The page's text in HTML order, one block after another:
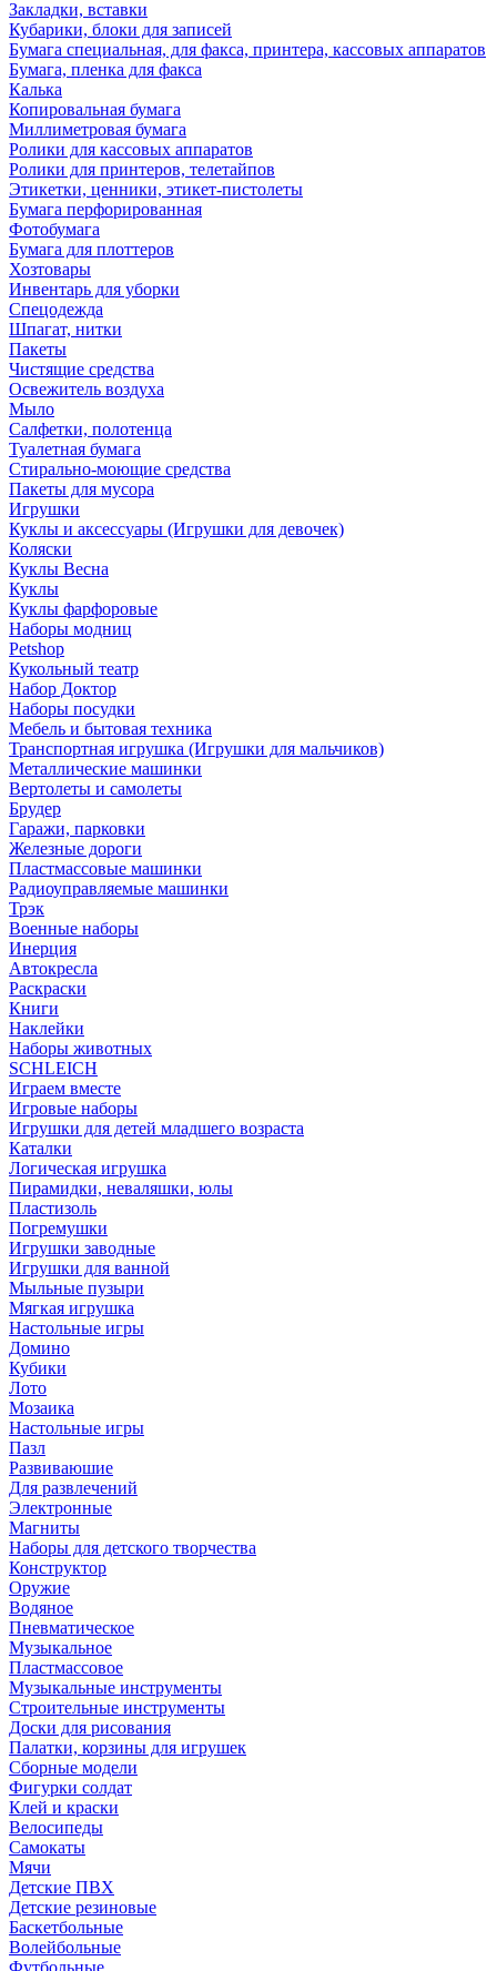
Закладки, вставки
Кубарики, блоки для записей
Бумага специальная, для факса, принтера, кассовых аппаратов
Бумага, пленка для факса
Калька
Копировальная бумага
Миллиметровая бумага
Ролики для кассовых аппаратов
Ролики для принтеров, телетайпов
Этикетки, ценники, этикет-пистолеты
Бумага перфорированная
Фотобумага
Бумага для плоттеров
Хозтовары
Инвентарь для уборки
Спецодежда
Шпагат, нитки
Пакеты
Чистящие средства
Освежитель воздуха
Мыло
Салфетки, полотенца
Туалетная бумага
Стирально-моющие средства
Пакеты для мусора
Игрушки
Куклы и аксессуары (Игрушки для девочек)
Коляски
Куклы Весна
Куклы
Куклы фарфоровые
Наборы модниц
Petshop
Кукольный театр
Набор Доктор
Наборы посудки
Мебель и бытовая техника
Транспортная игрушка (Игрушки для мальчиков)
Металлические машинки
Вертолеты и самолеты
Брудер
Гаражи, парковки
Железные дороги
Пластмассовые машинки
Радиоуправляемые машинки
Трэк
Военные наборы
Инерция
Автокресла
Раскраски
Книги
Наклейки
Наборы животных
SCHLEICH
Играем вместе
Игровые наборы
Игрушки для детей младшего возраста
Каталки
Логическая игрушка
Пирамидки, неваляшки, юлы
Пластизоль
Погремушки
Игрушки заводные
Игрушки для ванной
Мыльные пузыри
Мягкая игрушка
Настольные игры
Домино
Кубики
Лото
Мозаика
Настольные игры
Пазл
Развиваюшие
Для развлечений
Электронные
Магниты
Наборы для детского творчества
Конструктор
Оружие
Водяное
Пневматическое
Музыкальное
Пластмассовое
Музыкальные инструменты
Строительные инструменты
Доски для рисования
Палатки, корзины для игрушек
Сборные модели
Фигурки солдат
Клей и краски
Велосипеды
Самокаты
Мячи
Детские ПВХ
Детские резиновые
Баскетбольные
Волейбольные
Футбольные